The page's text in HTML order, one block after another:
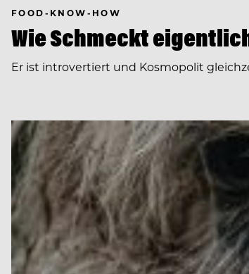
FOOD-KNOW-HOW
Wie Schmeckt
Er ist introvertiert und Kosmopolit